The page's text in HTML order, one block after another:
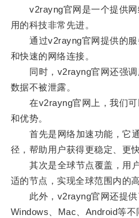
v2rayng官网是一个提供网
用的科技非常先进。
通过v2rayng官网提供的服
和快速的网络连接。
同时，v2rayng官网还强调
数据不被泄露。
在v2rayng官网上，我们可
和优势。
首先是网络加速功能，它通
径，帮助用户获得更稳定、更
其次是全球节点覆盖，用户
适的节点，实现全球范围内的
此外，v2rayng官网还提供
Windows、Mac、Android等